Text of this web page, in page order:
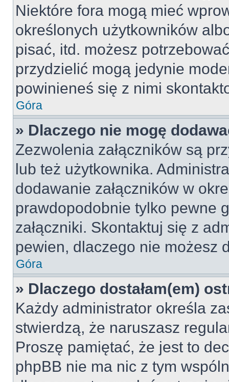
Niektóre fora mogą mieć
określonych użytkowników
pisać, itd. możesz
przydzielić mogą jedynie
powinieneś się z nimi
Góra
» Dlaczego nie mogę
Zezwolenia załączników są
lub też użytkownika.
dodawanie załączników w
prawdopodobnie tylko pewne
załączniki. Skontaktuj się z
pewien, dlaczego nie możesz
Góra
» Dlaczego dostałam(em)
Każdy administrator określa
stwierdzą, że naruszasz
Proszę pamiętać, że jest to
phpBB nie ma nic z tym